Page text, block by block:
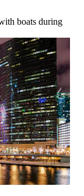
boats during